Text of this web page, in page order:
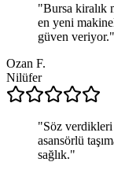
"Bursa kiralık
en yeni
güven veriyor."
Ozan F.
Nilüfer
"Söz verdikleri
asansörlü
sağlık."